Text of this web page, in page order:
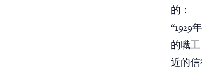
的：
“1929
的職
近的